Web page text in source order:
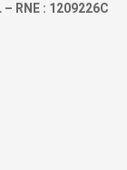
RNE : 1209226C